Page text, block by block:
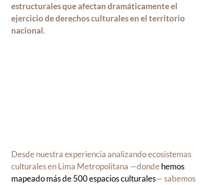
estructurales que afectan dramáticamente el
ejercicio de derechos culturales en el territorio
nacional.
Desde nuestra experiencia analizando ecosistemas
culturales en Lima Metropolitana —dondehemos
mapeado más de 500 espacios culturales— sabemos